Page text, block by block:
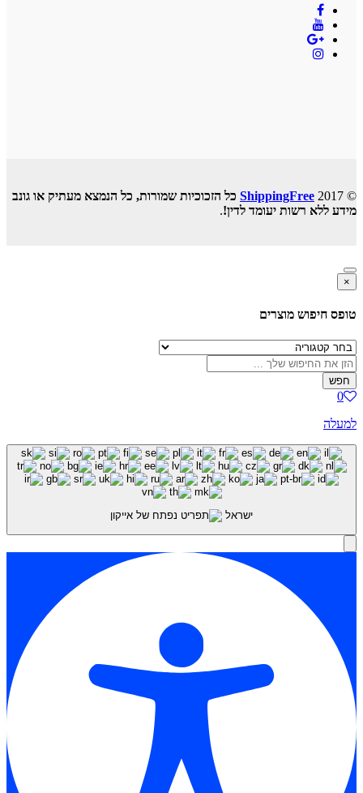
© 2017
ShippingFree כל הזכוכיות שמורות, כל הנמצא מעתיק או גונב
מידע ללא רשות יעומד לדין!.
×
טופס חיפוש מוצרים
חפש
0
למעלה
ישראל